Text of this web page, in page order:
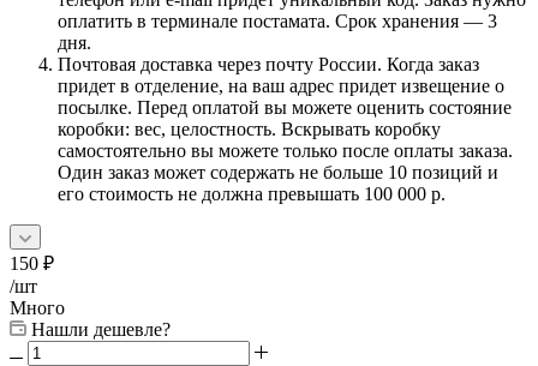
оплатить в терминале постамата. Срок хранения — 3
дня.
Почтовая доставка через почту России. Когда заказ
придет в отделение, на ваш адрес придет извещение о
посылке. Перед оплатой вы можете оценить состояние
коробки: вес, целостность. Вскрывать коробку
самостоятельно вы можете только после оплаты заказа.
Один заказ может содержать не больше 10 позиций и
его стоимость не должна превышать 100 000 р.
150 ₽
/шт
Много
Нашли дешевле?